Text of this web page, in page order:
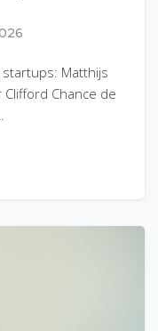
Matthijs
Chance de